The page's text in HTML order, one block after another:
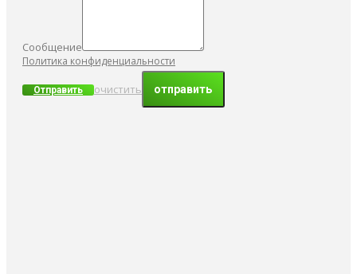
Сообщение
Политика конфиденциальности
Отправить очистить